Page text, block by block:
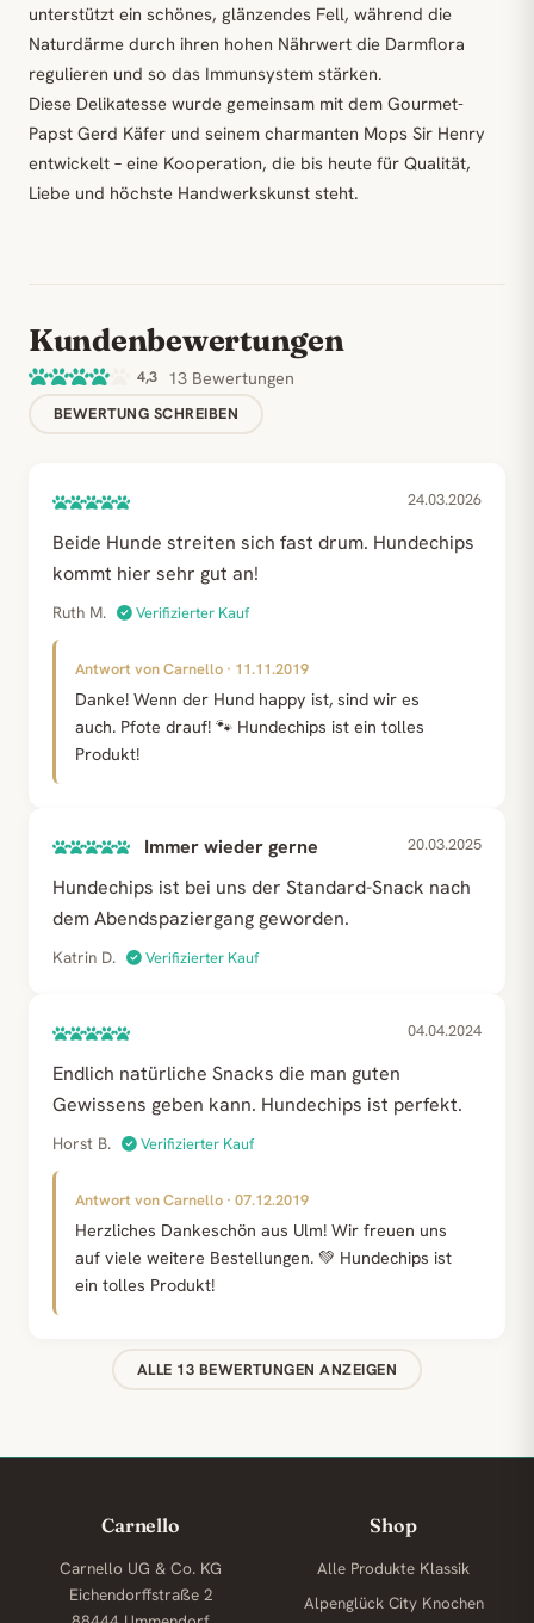
unterstützt ein schönes, glänzendes Fell, während die
Naturdärme durch ihren hohen Nährwert die Darmflora
regulieren und so das Immunsystem stärken.
Diese Delikatesse wurde gemeinsam mit dem Gourmet-
Papst Gerd Käfer und seinem charmanten Mops Sir Henry
entwickelt – eine Kooperation, die bis heute für Qualität,
Liebe und höchste Handwerkskunst steht.
Kundenbewertungen
4,3 13 Bewertungen
BEWERTUNG SCHREIBEN
24.03.2026
Beide Hunde streiten sich fast drum. Hundechips
kommt hier sehr gut an!
Ruth M. Verifizierter Kauf
Antwort von Carnello · 11.11.2019
Danke! Wenn der Hund happy ist, sind wir es
auch. Pfote drauf! 🐾 Hundechips ist ein tolles
Produkt!
Immer wieder gerne 20.03.2025
Hundechips ist bei uns der Standard-Snack nach
dem Abendspaziergang geworden.
Katrin D. Verifizierter Kauf
04.04.2024
Endlich natürliche Snacks die man guten
Gewissens geben kann. Hundechips ist perfekt.
Horst B. Verifizierter Kauf
Antwort von Carnello · 07.12.2019
Herzliches Dankeschön aus Ulm! Wir freuen uns
auf viele weitere Bestellungen. 💚 Hundechips ist
ein tolles Produkt!
ALLE 13 BEWERTUNGEN ANZEIGEN
Carnello
Carnello UG & Co. KG
Eichendorffstraße 2
Shop
Alle Produkte Klassik
Alpenglück City Knochen